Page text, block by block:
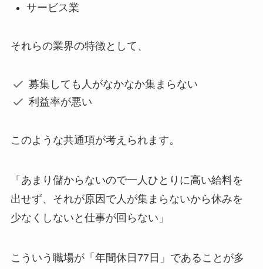
サービス業
それらの業界の特徴として、
募集しても人がなかなか集まらない
利益率が悪い
このような共通項が考えられます。
「あまり儲からないので一人ひとりに高い給料を
出せず、それが原因で人が集まらないから休みを
少なくしないと仕事が回らない」
こういう職場が「年間休日77日」であることが多